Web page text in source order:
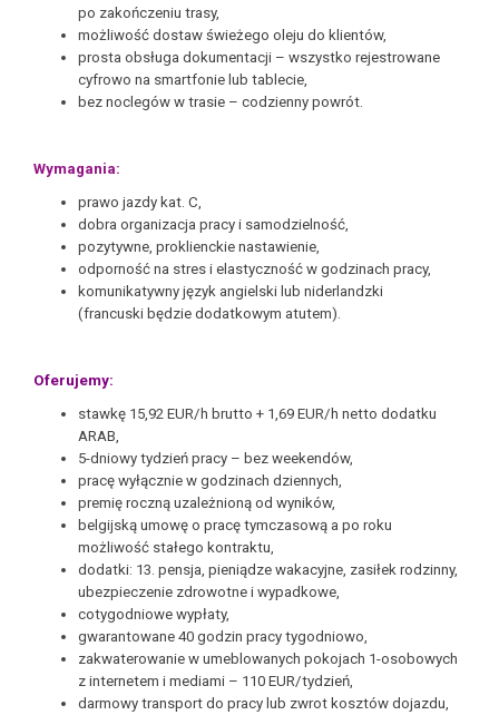
po zakończeniu trasy,
możliwość dostaw świeżego oleju do klientów,
prosta obsługa dokumentacji – wszystko rejestrowane
cyfrowo na smartfonie lub tablecie,
bez noclegów w trasie – codzienny powrót.
Wymagania:
prawo jazdy kat. C,
dobra organizacja pracy i samodzielność,
pozytywne, proklienckie nastawienie,
odporność na stres i elastyczność w godzinach pracy,
komunikatywny język angielski lub niderlandzki
(francuski będzie dodatkowym atutem).
Oferujemy:
stawkę 15,92 EUR/h brutto + 1,69 EUR/h netto dodatku
ARAB,
5-dniowy tydzień pracy – bez weekendów,
pracę wyłącznie w godzinach dziennych,
premię roczną uzależnioną od wyników,
belgijską umowę o pracę tymczasową a po roku
możliwość stałego kontraktu,
dodatki: 13. pensja, pieniądze wakacyjne, zasiłek rodzinny,
ubezpieczenie zdrowotne i wypadkowe,
cotygodniowe wypłaty,
gwarantowane 40 godzin pracy tygodniowo,
zakwaterowanie w umeblowanych pokojach 1-osobowych
z internetem i mediami – 110 EUR/tydzień,
darmowy transport do pracy lub zwrot kosztów dojazdu,